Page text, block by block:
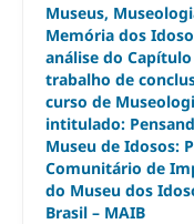
Museus,
Memória dos
análise do
trabalho de
curso de
intitulado:
Museu de Idosos:
Comunitário de
do Museu dos
Brasil – MAIB